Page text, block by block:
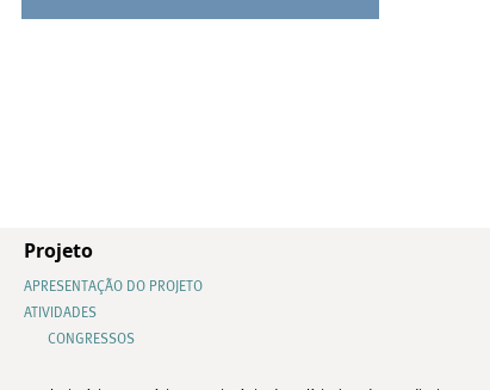
Projeto
APRESENTAÇÃO DO PROJETO
ATIVIDADES
CONGRESSOS